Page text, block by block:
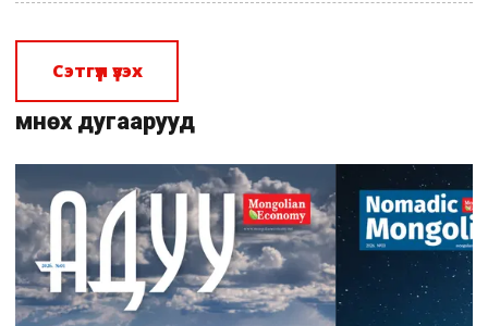
Сэтгүүл үзэх
Өмнөх дугаарууд